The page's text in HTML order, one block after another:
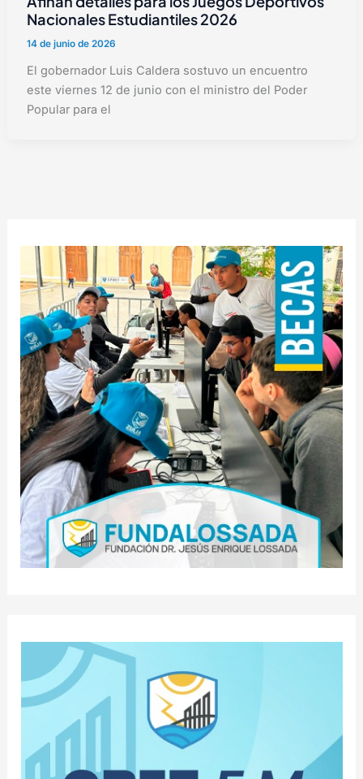
Nacionales Estudiantiles 2026
14 de junio de 2026
El gobernador Luis Caldera sostuvo un encuentro
este viernes 12 de junio con el ministro del Poder
Popular para el